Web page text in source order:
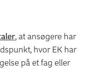
, at ansøgere har
hvor EK har
på et fag eller